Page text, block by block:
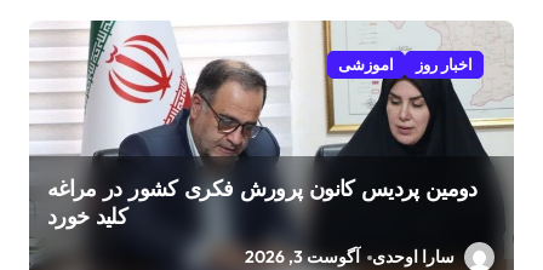
اخبار روز اموزشی
دومین پردیس کانون پرورش فکری کشور در مراغه
کلید خورد
سارا اوحدی آگوست 3, 2026